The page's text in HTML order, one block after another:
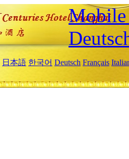
Mobile
日本語 한국어 Deutsch Français